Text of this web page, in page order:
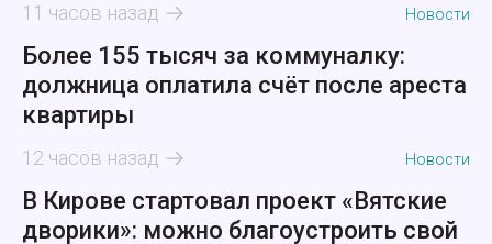
11 часов назад Новости
Более 155 тысяч за коммуналку:
должница оплатила счёт после ареста
квартиры
12 часов назад Новости
В Кирове стартовал проект «Вятские
дворики»: можно благоустроить свой